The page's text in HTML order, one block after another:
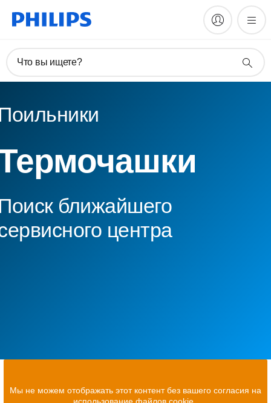
Что вы ищете?
ближайшего
центра
Мы не можем отображать этот контент без вашего согласия на